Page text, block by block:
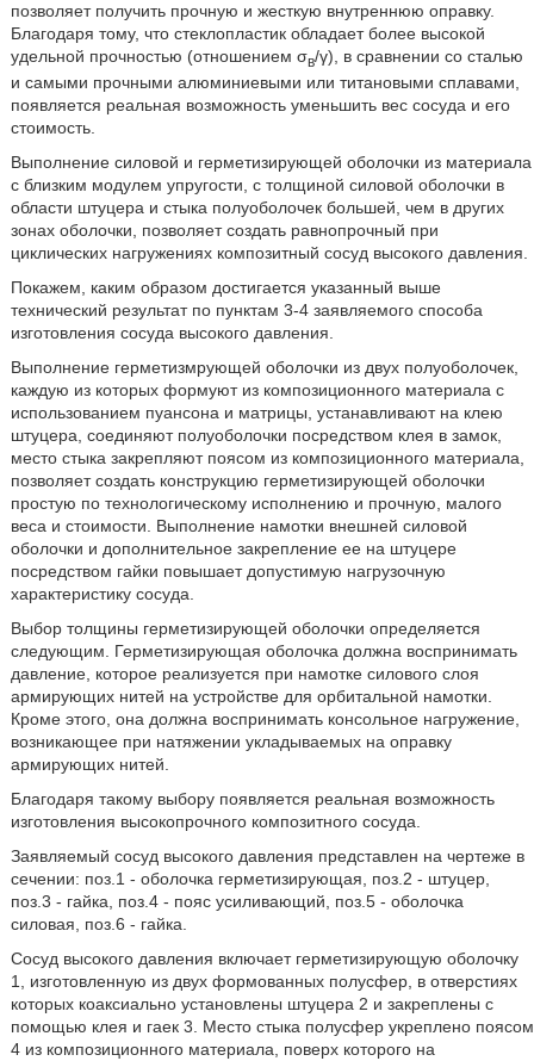
позволяет получить прочную и жесткую внутреннюю оправку.
Благодаря тому, что стеклопластик обладает более высокой
удельной прочностью (отношением σв/γ), в сравнении со сталью
и самыми прочными алюминиевыми или титановыми сплавами,
появляется реальная возможность уменьшить вес сосуда и его
стоимость.
Выполнение силовой и герметизирующей оболочки из материала
с близким модулем упругости, с толщиной силовой оболочки в
области штуцера и стыка полуоболочек большей, чем в других
зонах оболочки, позволяет создать равнопрочный при
циклических нагружениях композитный сосуд высокого давления.
Покажем, каким образом достигается указанный выше
технический результат по пунктам 3-4 заявляемого способа
изготовления сосуда высокого давления.
Выполнение герметизмрующей оболочки из двух полуоболочек,
каждую из которых формуют из композиционного материала с
использованием пуансона и матрицы, устанавливают на клею
штуцера, соединяют полуоболочки посредством клея в замок,
место стыка закрепляют поясом из композиционного материала,
позволяет создать конструкцию герметизирующей оболочки
простую по технологическому исполнению и прочную, малого
веса и стоимости. Выполнение намотки внешней силовой
оболочки и дополнительное закрепление ее на штуцере
посредством гайки повышает допустимую нагрузочную
характеристику сосуда.
Выбор толщины герметизирующей оболочки определяется
следующим. Герметизирующая оболочка должна воспринимать
давление, которое реализуется при намотке силового слоя
армирующих нитей на устройстве для орбитальной намотки.
Кроме этого, она должна воспринимать консольное нагружение,
возникающее при натяжении укладываемых на оправку
армирующих нитей.
Благодаря такому выбору появляется реальная возможность
изготовления высокопрочного композитного сосуда.
Заявляемый сосуд высокого давления представлен на чертеже в
сечении: поз.1 - оболочка герметизирующая, поз.2 - штуцер,
поз.3 - гайка, поз.4 - пояс усиливающий, поз.5 - оболочка
силовая, поз.6 - гайка.
Сосуд высокого давления включает герметизирующую оболочку
1, изготовленную из двух формованных полусфер, в отверстиях
которых коаксиально установлены штуцера 2 и закреплены с
помощью клея и гаек 3. Место стыка полусфер укреплено поясом
4 из композиционного материала, поверх которого на